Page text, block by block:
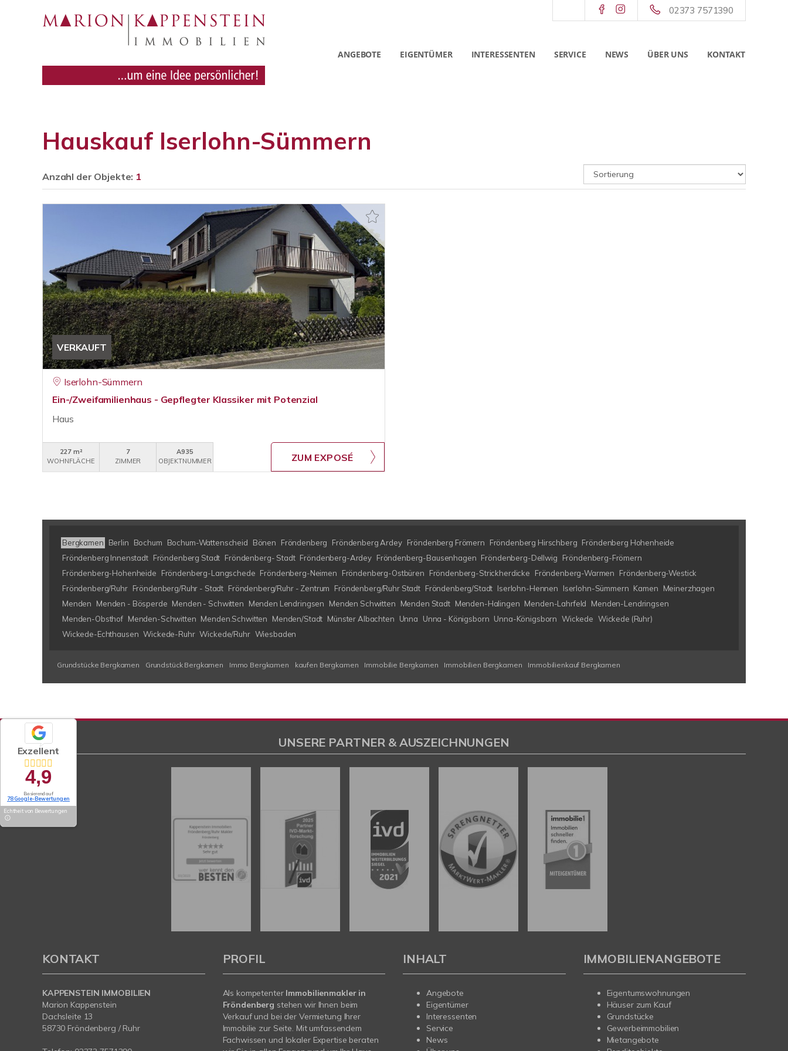
02373 7571390
ANGEBOTE EIGENTÜMER INTERESSENTEN SERVICE NEWS ÜBER UNS KONTAKT
Hauskauf Iserlohn-Sümmern
Anzahl der Objekte: 1
VERKAUFT
Iserlohn-Sümmern
Ein-/Zweifamilienhaus - Gepflegter Klassiker mit Potenzial
Haus
227 m²
WOHNFLÄCHE
7
ZIMMER
A935
OBJEKTNUMMER
ZUM EXPOSÉ
Bergkamen Berlin Bochum Bochum-Wattenscheid Bönen Fröndenberg Fröndenberg Ardey Fröndenberg Frömern Fröndenberg Hirschberg Fröndenberg Hohenheide
Fröndenberg Innenstadt Fröndenberg Stadt Fröndenberg- Stadt Fröndenberg-Ardey Fröndenberg-Bausenhagen Fröndenberg-Dellwig
Fröndenberg-Frömern
Fröndenberg-Hohenheide
Fröndenberg-Langschede Fröndenberg-Neimen Fröndenberg-Ostbüren Fröndenberg-Strickherdicke Fröndenberg-Warmen
Fröndenberg-Westick
Fröndenberg/Ruhr Fröndenberg/Ruhr - Stadt Fröndenberg/Ruhr - Zentrum Fröndenberg/Ruhr Stadt Fröndenberg/Stadt Iserlohn-Hennen Iserlohn-Sümmern Kamen
Meinerzhagen
Menden
Menden - Bösperde Menden - Schwitten Menden Lendringsen Menden Schwitten Menden Stadt Menden-Halingen Menden-Lahrfeld
Menden-Lendringsen
Menden-Obsthof Menden-Schwitten Menden.Schwitten Menden/Stadt Münster Albachten Unna Unna - Königsborn Unna-Königsborn Wickede Wickede (Ruhr)
Wickede-Echthausen Wickede-Ruhr Wickede/Ruhr Wiesbaden
Grundstücke Bergkamen Grundstück Bergkamen Immo Bergkamen kaufen Bergkamen Immobilie Bergkamen Immobilien Bergkamen Immobilienkauf Bergkamen
Exzellent
4,9
Basierend auf
78 Google-Bewertungen
Echtheit von Bewertungen
UNSERE PARTNER & AUSZEICHNUNGEN
KONTAKT
KAPPENSTEIN IMMOBILIEN
Marion Kappenstein
Dachsleite 13
58730 Fröndenberg / Ruhr
PROFIL
Als kompetenter Immobilienmakler in
Fröndenberg stehen wir Ihnen beim
Verkauf und bei der Vermietung Ihrer
Immobilie zur Seite. Mit umfassendem
Fachwissen und lokaler Expertise beraten
INHALT
Angebote
Eigentümer
Interessenten
Service
News
IMMOBILIENANGEBOTE
Eigentumswohnungen
Häuser zum Kauf
Grundstücke
Gewerbeimmobilien
Mietangebote